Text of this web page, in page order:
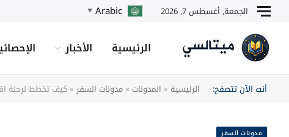
الجمعة, أغسطس 7, 2026 Arabic
▼
الرئيسية الأخبار
أنت الآن تتصفح: الرئيسية » المدونات »مدونات السفر»كيف تخطط لرحلة
مدونات السفر